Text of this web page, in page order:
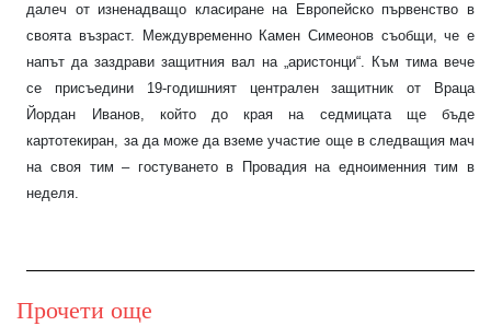
далеч от изненадващо класиране на Европейско първенство в
своята възраст. Междувременно Камен Симеонов съобщи, че е
напът да заздрави защитния вал на „аристонци“. Към тима вече
се присъедини 19-годишният централен защитник от Враца
Йордан Иванов, който до края на седмицата ще бъде
картотекиран, за да може да вземе участие още в следващия мач
на своя тим – гостуването в Провадия на едноименния тим в
неделя.
Прочети още